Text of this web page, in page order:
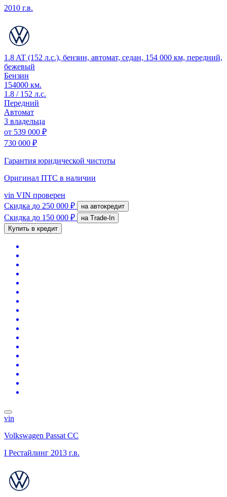
2010 г.в.
1.8 AT (152 л.с.), бензин, автомат, седан, 154 000 км, передний,
бежевый
Бензин
154000 км.
1.8 / 152 л.с.
Передний
Автомат
3 владельца
от 539 000 ₽
730 000 ₽
Гарантия юридической чистоты
Оригинал ПТС в наличии
vin VIN проверен
Скидка до 250 000 ₽ на автокредит
Скидка до 150 000 ₽
на Trade-In
Купить в кредит
vin
Volkswagen Passat CC
I Рестайлинг 2013 г.в.